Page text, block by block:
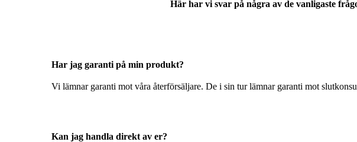
Här har vi svar på några av de vanligaste
Har jag garanti på min produkt?
Vi lämnar garanti mot våra återförsäljare. De i sin tur lämnar garanti mot
Kan jag handla direkt av er?